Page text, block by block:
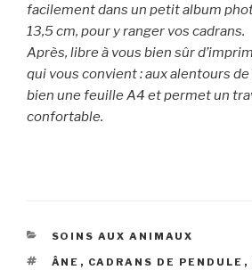
facilement dans un petit album
13,5 cm, pour y ranger vos cadrans.
Après, libre à vous bien sûr
qui vous convient : aux alentours
bien une feuille A4 et permet un
confortable.
CATÉGORIES
SOINS AUX ANIMAUX
ÉTIQUETTES
ÂNE , CADRANS DE PENDULE ,